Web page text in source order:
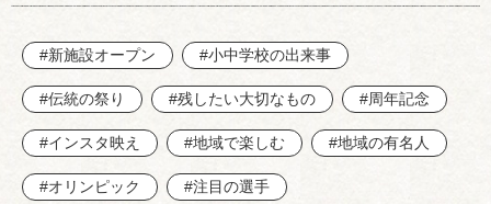
#新施設オープン #小中学校の出来事
#伝統の祭り #残したい大切なもの #周年記念
#インスタ映え #地域で楽しむ #地域の有名人
#オリンピック #注目の選手